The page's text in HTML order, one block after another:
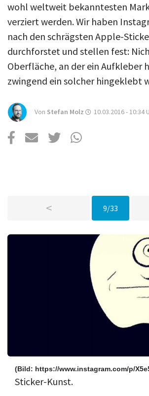
Anmelden
wohl weltweit bekanntesten
verziert werden. Wir haben
nach den schrägsten Apple-
durchforstet und stellen fest:
Oberfläche, an der ein Aufkleber
zwingend ein solcher hingeklebt
Von Stefan Molz 10.03.2016 - 10:34
< 9/33
(Bild: https://www.instagram.com/p/
Sticker-Kunst.